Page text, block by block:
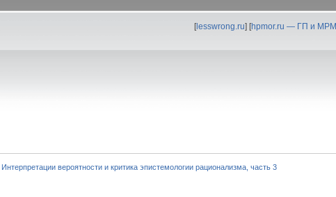
[lesswrong.ru] [hpmor.ru — ГП и МРМ
Интерпретации вероятности и критика эпистемологии рационализма, часть 3